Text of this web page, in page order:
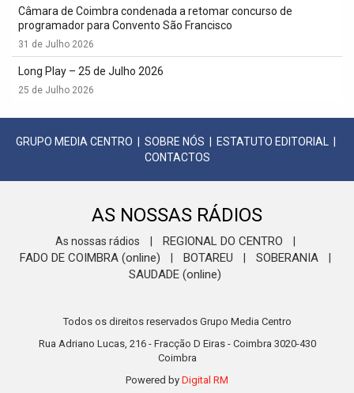
Câmara de Coimbra condenada a retomar concurso de
programador para Convento São Francisco
31 de Julho 2026
Long Play – 25 de Julho 2026
25 de Julho 2026
GRUPO MEDIA CENTRO SOBRE NÓS ESTATUTO EDITORIAL
CONTACTOS
AS NOSSAS RÁDIOS
As nossas rádios REGIONAL DO CENTRO
FADO DE COIMBRA (online) BOTAREU SOBERANIA
SAUDADE (online)
Todos os direitos reservados Grupo Media Centro
Rua Adriano Lucas, 216 - Fracção D Eiras - Coimbra 3020-430
Coimbra
Powered by Digital RM